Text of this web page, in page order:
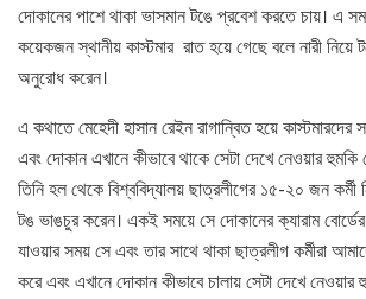
দোকানের পাশে থাকা ভাসমান টঙে প্রবেশ করতে চায়। এ
কয়েকজন স্থানীয় কাস্টমার রাত হয়ে গেছে বলে নারী
অনুরোধ করেন।
এ কথাতে মেহেদী হাসান রেইন রাগান্বিত হয়ে কাস্টমারদের
এবং দোকান এখানে কীভাবে থাকে সেটা দেখে নেওয়ার
তিনি হল থেকে বিশ্ববিদ্যালয় ছাত্রলীগের ১৫-২০ জন
টঙ ভাঙচুর করেন। একই সময়ে সে দোকানের ক্যারাম
যাওয়ার সময় সে এবং তার সাথে থাকা ছাত্রলীগ কর্মীরা
করে এবং এখানে দোকান কীভাবে চালায় সেটা দেখে নেওয়ার